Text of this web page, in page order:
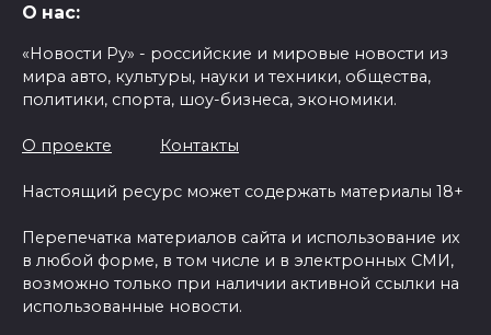
О нас:
«Новости Ру» - российские и мировые новости из
мира авто, культуры, науки и техники, общества,
политики, спорта, шоу-бизнеса, экономики.
О проекте Контакты
Настоящий ресурс может содержать материалы 18+
Перепечатка материалов сайта и использование их
в любой форме, в том числе и в электронных СМИ,
возможно только при наличии активной ссылки на
использованные новости.